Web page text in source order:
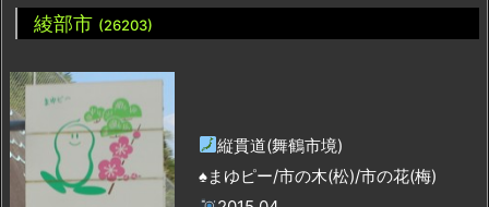
綾部市 (26203)
縦貫道(舞鶴市境)
♠まゆピー/市の木(松)/市の花(梅)